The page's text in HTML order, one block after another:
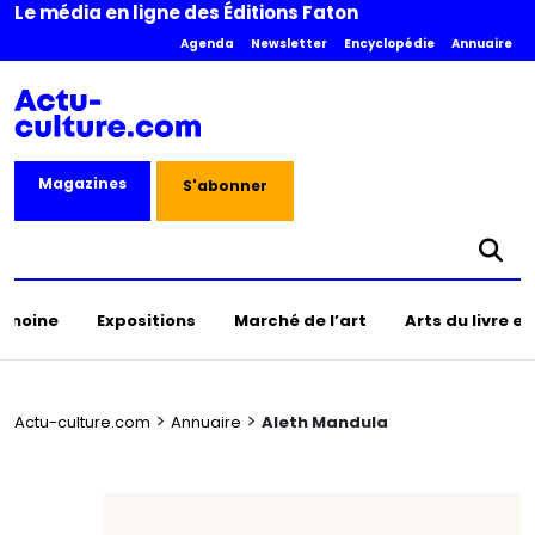
Le média en ligne des Éditions Faton
Agenda Newsletter Encyclopédie Annuaire
Magazines S'abonner
Expositions Marché de l’art Arts du livre
Actu-culture.com > Annuaire > Aleth Mandula